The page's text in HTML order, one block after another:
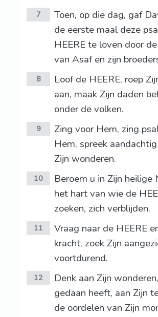
7
Toen, op die dag, gaf
de eerste maal deze
HEERE te loven door
van Asaf en zijn
8
Loof de HEERE, roep
aan, maak Zijn daden
onder de volken.
9
Zing voor Hem, zing
Hem, spreek
Zijn wonderen.
10
Beroem u in Zijn heilige
het hart van wie de
zoeken, zich verblijden.
11
Vraag naar de HEERE
kracht, zoek Zijn
voortdurend.
12
Denk aan Zijn
gedaan heeft, aan Zijn
de oordelen van Zijn